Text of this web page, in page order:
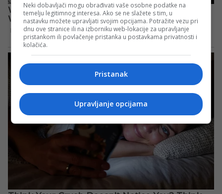
Neki dobavljači mogu obrađivati vaše osobne podatke na
temelju legitimnog interesa. Ako se ne slažete s tim, u
nastavku možete upravljati svojim opcijama. Potražite vezu pri
dnu ove stranice ili na izborniku web-lokacije za upravljanje
pristankom ili povlačenje pristanka u postavkama privatnosti i
kolačića.
Pristanak
Upravljanje opcijama